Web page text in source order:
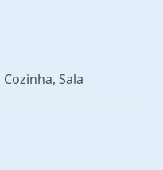
Sala